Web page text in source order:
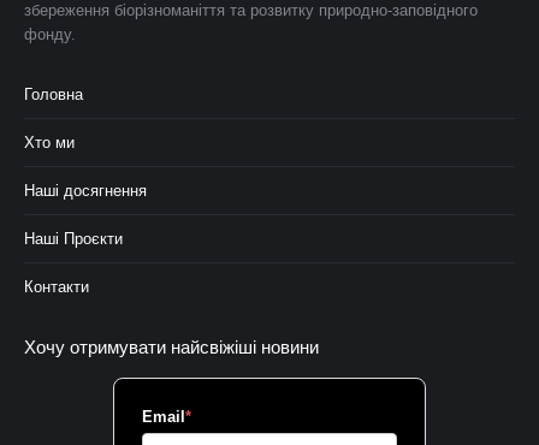
збереження біорізноманіття та розвитку природно-заповідного
фонду.
Головна
Хто ми
Наші досягнення
Наші Проєкти
Контакти
Хочу отримувати найсвіжіші новини
Email *